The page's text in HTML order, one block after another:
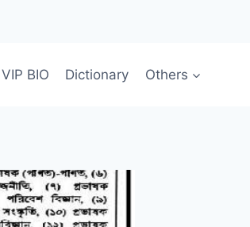
VIP BIO Dictionary Others